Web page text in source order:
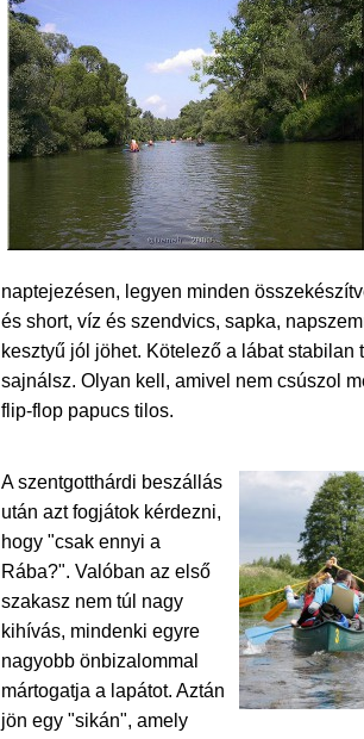
naptejezésen, legyen minden
és short, víz és szendvics, sapka,
kesztyű jól jöhet. Kötelező a lábat stabilan
sajnálsz. Olyan kell, amivel nem csúszol
flip-flop papucs tilos.
A szentgotthárdi beszállás
után azt fogjátok kérdezni,
hogy "csak ennyi a
Rába?". Valóban az első
szakasz nem túl nagy
kihívás, mindenki egyre
nagyobb önbizalommal
mártogatja a lapátot. Aztán
jön egy "sikán", amely